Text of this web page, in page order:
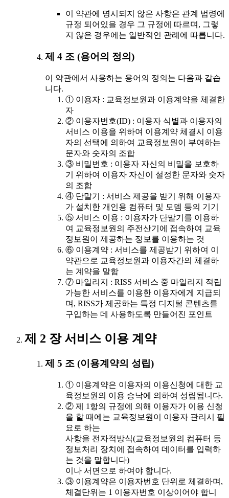
이 약관에 명시되지 않은 사항은 관계 법령에
규정 되어있을 경우 그 규정에 따르며, 그렇
지 않은 경우에는 일반적인 관례에 따릅니다.
제 4 조 (용어의 정의)
이 약관에서 사용하는 용어의 정의는 다음과 같습
니다.
① 이용자 : 교육정보원과 이용계약을 체결한
자
② 이용자번호(ID) : 이용자 식별과 이용자의
서비스 이용을 위하여 이용계약 체결시 이용
자의 선택에 의하여 교육정보원이 부여하는
문자와 숫자의 조합
③ 비밀번호 : 이용자 자신의 비밀을 보호하
기 위하여 이용자 자신이 설정한 문자와 숫자
의 조합
④ 단말기 : 서비스 제공을 받기 위해 이용자
가 설치한 개인용 컴퓨터 및 모뎀 등의 기기
⑤ 서비스 이용 : 이용자가 단말기를 이용하
여 교육정보원의 주전산기에 접속하여 교육
정보원이 제공하는 정보를 이용하는 것
⑥ 이용계약 : 서비스를 제공받기 위하여 이
약관으로 교육정보원과 이용자간의 체결하
는 계약을 말함
⑦ 마일리지 : RISS 서비스 중 마일리지 적립
가능한 서비스를 이용한 이용자에게 지급되
며, RISS가 제공하는 특정 디지털 콘텐츠를
구입하는 데 사용하도록 만들어진 포인트
제 2 장 서비스 이용 계약
제 5 조 (이용계약의 성립)
① 이용계약은 이용자의 이용신청에 대한 교
육정보원의 이용 승낙에 의하여 성립됩니다.
② 제 1항의 규정에 의해 이용자가 이용 신청
을 할 때에는 교육정보원이 이용자 관리시 필
요로 하는
사항을 전자적방식(교육정보원의 컴퓨터 등
정보처리 장치에 접속하여 데이터를 입력하
는 것을 말합니다)
이나 서면으로 하여야 합니다.
③ 이용계약은 이용자번호 단위로 체결하며,
체결단위는 1 이용자번호 이상이어야 합니